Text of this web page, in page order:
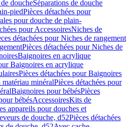
doucheSéparations de douche
piedPièces détachées pour
pour douche de plain-
pour AccessoiresNiches de
détachées pour Niches de rangement
Pièces détachées pour Niches de
Baignoires en acrylique
Baignoires en acrylique
Pièces détachées pour Baignoires
minéralPièces détachées pour
Baignoires pour bébésPièces
bébésAccessoiresKits de
appareils pour douches et
de douche, d52Pièces détachées